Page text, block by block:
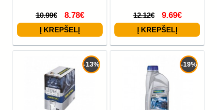
10.99€ 8.78€ 12.12€ 9.69€
-13% -19%